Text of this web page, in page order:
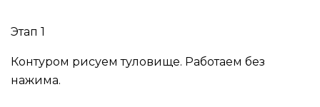
Этап 1
Контуром рисуем туловище. Работаем без
нажима.